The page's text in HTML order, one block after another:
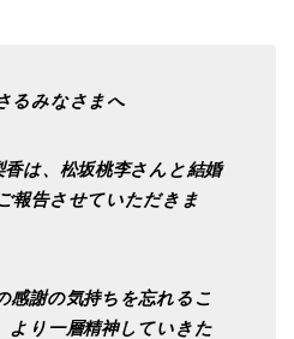
るみなさまへ
香は、松坂桃李さんと結婚
報告させていただきま
感謝の気持ちを忘れるこ
より一層精神していきた